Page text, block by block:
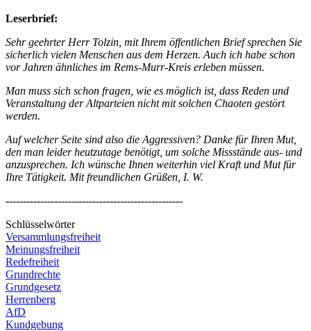
Leserbrief:
Sehr geehrter Herr Tolzin, mit Ihrem öffentlichen Brief sprechen Sie
sicherlich vielen Menschen aus dem Herzen. Auch ich habe schon
vor Jahren ähnliches im Rems-Murr-Kreis erleben müssen.
Man muss sich schon fragen, wie es möglich ist, dass Reden und
Veranstaltung der Altparteien nicht mit solchen Chaoten gestört
werden.
Auf welcher Seite sind also die Aggressiven? Danke für Ihren Mut,
den man leider heutzutage benötigt, um solche Missstände aus- und
anzusprechen. Ich wünsche Ihnen weiterhin viel Kraft und Mut für
Ihre Tätigkeit. Mit freundlichen Grüßen, I. W.
---------------------------------------------------
Schlüsselwörter
Versammlungsfreiheit
Meinungsfreiheit
Redefreiheit
Grundrechte
Grundgesetz
Herrenberg
AfD
Kundgebung